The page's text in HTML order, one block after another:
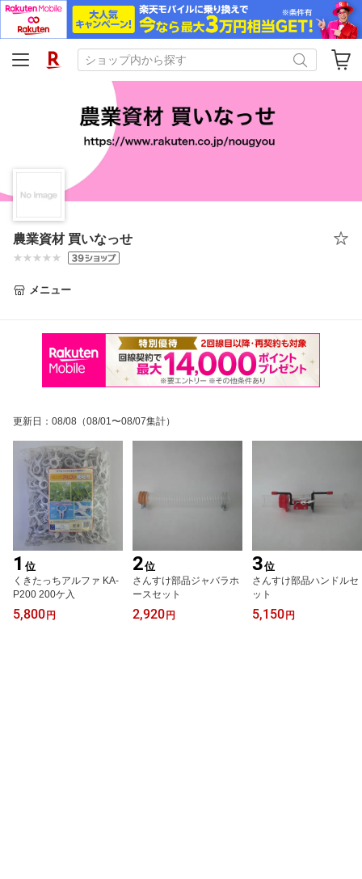
農業資材 買いなっせ
メニュー
更新日 ： 08/08 （08/01〜08/07集計）
1 位
くきたっちアルファ KA‐
P200 200ケ入
5,800 円
2位
さんすけ部品ジャバラホ
ースセット
2,920 円
3位
さんすけ部品ハンドルセ
ット
5,150 円